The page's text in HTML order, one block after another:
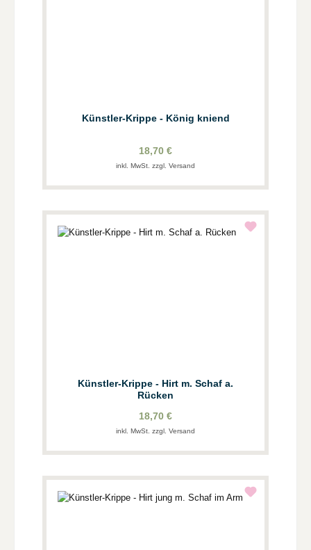
Künstler-Krippe - König kniend
18,70 €
inkl. MwSt. zzgl. Versand
Künstler-Krippe - Hirt m. Schaf a.
Rücken
18,70 €
inkl. MwSt. zzgl. Versand